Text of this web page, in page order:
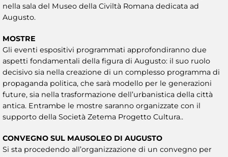
nella sala del Museo della Civiltà Romana dedicata ad
Augusto.
MOSTRE
Gli eventi espositivi programmati approfondiranno due
aspetti fondamentali della figura di Augusto: il suo ruolo
decisivo sia nella creazione di un complesso programma di
propaganda politica, che sarà modello per le generazioni
future, sia nella trasformazione dell’urbanistica della città
antica. Entrambe le mostre saranno organizzate con il
supporto della Società Zetema Progetto Cultura..
CONVEGNO SUL MAUSOLEO DI AUGUSTO
Si sta procedendo all’organizzazione di un convegno per